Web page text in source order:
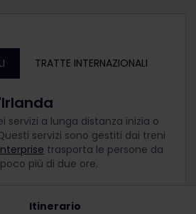
TRATTE INTERNAZIONALI
servizi a lunga distanza inizia o
servizi sono gestiti dai treni
trasporta le persone da
più di due ore.
Itinerario